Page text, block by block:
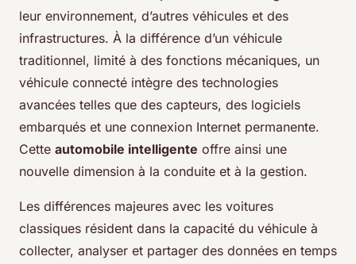
leur environnement, d’autres véhicules et des
infrastructures. À la différence d’un véhicule
traditionnel, limité à des fonctions mécaniques, un
véhicule connecté intègre des technologies
avancées telles que des capteurs, des logiciels
embarqués et une connexion Internet permanente.
Cette automobile intelligente offre ainsi une
nouvelle dimension à la conduite et à la gestion.
Les différences majeures avec les voitures
classiques résident dans la capacité du véhicule à
collecter, analyser et partager des données en temps